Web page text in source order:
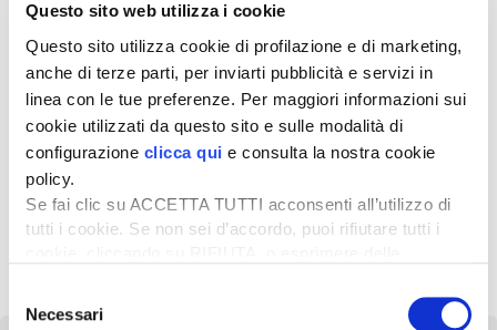
Questo sito web utilizza i cookie
Questo sito utilizza cookie di profilazione e di marketing,
anche di terze parti, per inviarti pubblicità e servizi in
linea con le tue preferenze. Per maggiori informazioni sui
cookie utilizzati da questo sito e sulle modalità di
configurazione clicca qui e consulta la nostra cookie
policy.
Se fai clic su ACCETTA TUTTI acconsenti all’utilizzo di
tutti i cookie. Se non sei d’accordo, puoi rifiutare tutti i
desideri accettare e cliccando ACCETTA SELEZIONATI.
delNecessari
9 Gennaio 2025
Tre miliardi di euro per l’agricoltura
La Banca europea per gli investimenti (Bei) mette a
disposizione del settore agricolo un plafond di 3 miliardi di
3 Aprile 2020
Dalla Bei 700 milioni per agricoltura e
bioeconomia
La Banca europea per gli investimenti (Bei) ha annunciato il